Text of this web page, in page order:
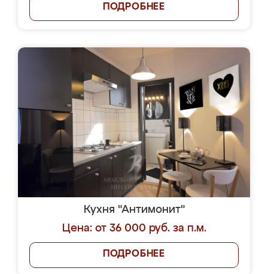
ПОДРОБНЕЕ
Кухня "Антимонит"
Цена: от 36 000 руб. за п.м.
ПОДРОБНЕЕ